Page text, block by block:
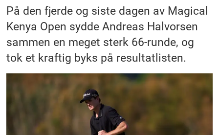
På den fjerde og siste dagen av Magical
Kenya Open sydde Andreas Halvorsen
sammen en meget sterk 66-runde, og
tok et kraftig byks på resultatlisten.